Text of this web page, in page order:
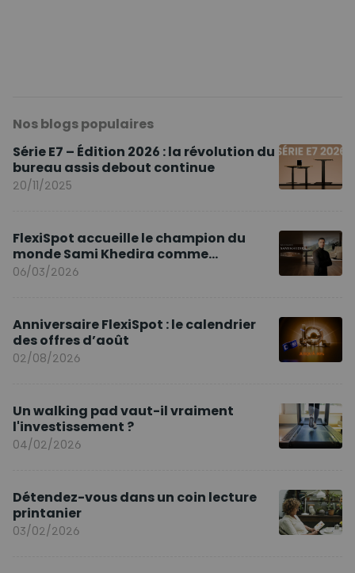
Nos blogs populaires
Série E7 – Édition 2026 : la révolution du
bureau assis debout continue
20/11/2025
FlexiSpot accueille le champion du
monde Sami Khedira comme
ambassadeur de la marque en Europe
06/03/2026
Anniversaire FlexiSpot : le calendrier
des offres d’août
02/08/2026
Un walking pad vaut-il vraiment
l'investissement ?
04/02/2026
Détendez-vous dans un coin lecture
printanier
03/02/2026